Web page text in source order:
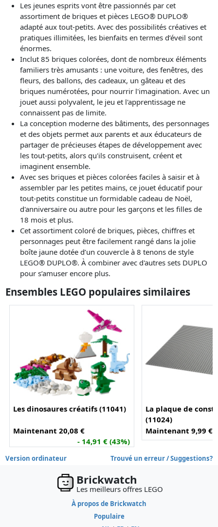
Les jeunes esprits vont être passionnés par cet
assortiment de briques et pièces LEGO® DUPLO®
adapté aux tout-petits. Avec des possibilités créatives et
pratiques illimitées, les bienfaits en termes d’éveil sont
énormes.
Inclut 85 briques colorées, dont de nombreux éléments
familiers très amusants : une voiture, des fenêtres, des
fleurs, des ballons, des cadeaux, un gâteau et des
briques numérotées, pour nourrir l'imagination. Avec un
jouet aussi polyvalent, le jeu et l'apprentissage ne
connaissent pas de limite.
La conception moderne des bâtiments, des personnages
et des objets permet aux parents et aux éducateurs de
partager de précieuses étapes de développement avec
les tout-petits, alors qu'ils construisent, créent et
imaginent ensemble.
Avec ses briques et pièces colorées faciles à saisir et à
assembler par les petites mains, ce jouet éducatif pour
tout-petits constitue un formidable cadeau de Noël,
d'anniversaire ou autre pour les garçons et les filles de
18 mois et plus.
Cet assortiment coloré de briques, pièces, chiffres et
personnages peut être facilement rangé dans la jolie
boîte jaune dotée d’un couvercle à 8 tenons de style
LEGO® DUPLO®. À combiner avec d'autres sets DUPLO
pour s’amuser encore plus.
Ensembles LEGO populaires similaires
Les dinosaures créatifs (11041)
Maintenant 20,08 €
- 14,91 € (43%)
La plaque de
(11024)
Maintenant 9,99 €
Version ordinateur Trouvé un erreur / Suggestions?
Brickwatch
Les meilleurs offres LEGO
À propos de Brickwatch
Populaire